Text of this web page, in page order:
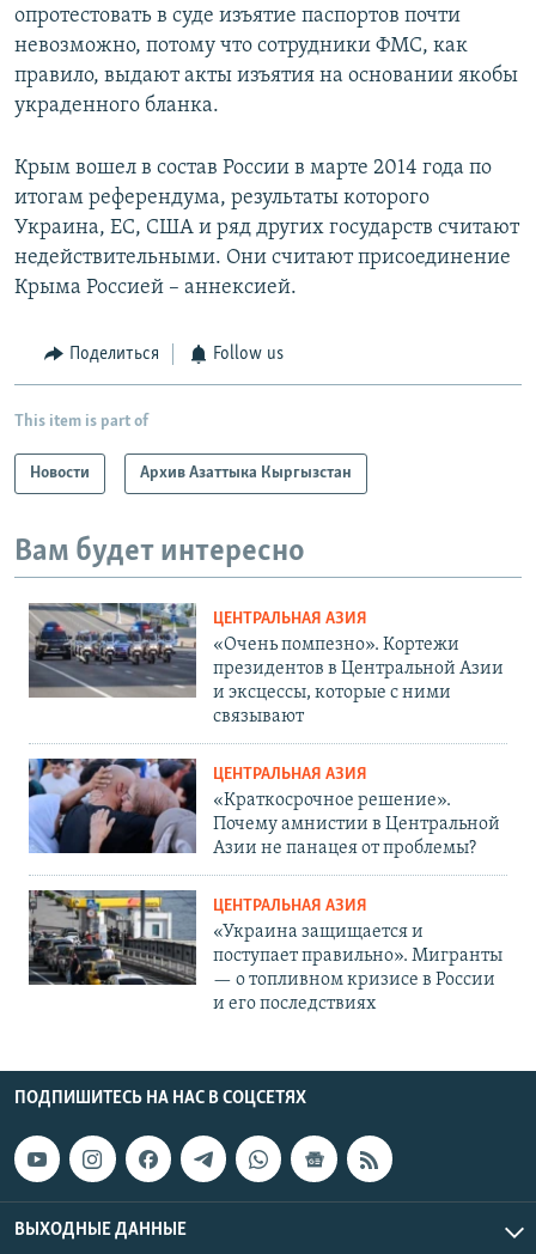
опротестовать в суде изъятие паспортов почти
невозможно, потому что сотрудники ФМС, как
правило, выдают акты изъятия на основании якобы
украденного бланка.
Крым вошел в состав России в марте 2014 года по
итогам референдума, результаты которого
Украина, ЕС, США и ряд других государств считают
недействительными. Они считают присоединение
Крыма Россией – аннексией.
Поделиться Follow us
This item is part of
Новости Архив Азаттыка Кыргызстан
Вам будет интересно
ЦЕНТРАЛЬНАЯ АЗИЯ
«Очень помпезно». Кортежи
президентов в Центральной Азии
и эксцессы, которые с ними
связывают
ЦЕНТРАЛЬНАЯ АЗИЯ
«Краткосрочное решение».
Почему амнистии в Центральной
Азии не панацея от проблемы?
ЦЕНТРАЛЬНАЯ АЗИЯ
«Украина защищается и
поступает правильно». Мигранты
— о топливном кризисе в России
и его последствиях
ПОДПИШИТЕСЬ НА НАС В СОЦСЕТЯХ
ВЫХОДНЫЕ ДАННЫЕ